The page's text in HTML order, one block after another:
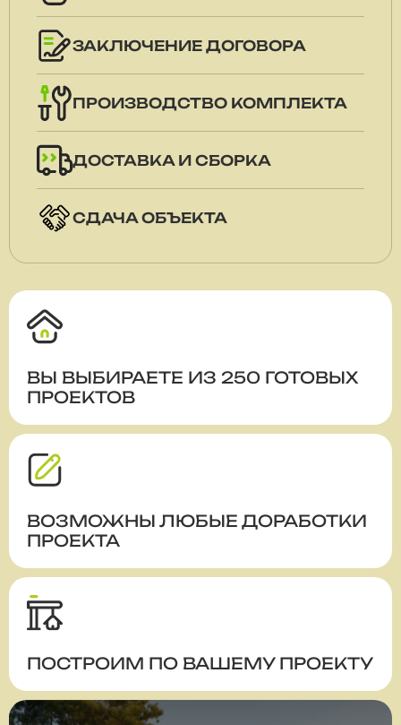
ВЫ ВЫБИРАЕТЕ ИЗ 250 ГОТОВЫХ
ПРОЕКТОВ
ВОЗМОЖНЫ ЛЮБЫЕ ДОРАБОТКИ
ПРОЕКТА
ПОСТРОИМ ПО ВАШЕМУ ПРОЕКТУ
ЗАКЛЮЧЕНИЕ ДОГОВОРА
ПРОИЗВОДСТВО КОМПЛЕКТА
ДОСТАВКА И СБОРКА
СДАЧА ОБЪЕКТА